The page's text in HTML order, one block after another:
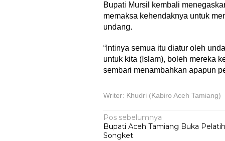
Bupati Mursil kembali
memaksa kehendaknya untuk
undang.
“Intinya semua itu diatur oleh
untuk kita (Islam), boleh mereka
sembari menambahkan apapun
Writer: Khudri (Kabiro Aceh Tamiang)
Navigasi
pos
Pos sebelumnya
Bupati Aceh Tamiang Buka
Songket